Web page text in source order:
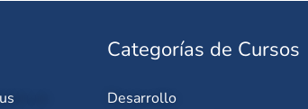
Categorías de Cursos
Desarrollo